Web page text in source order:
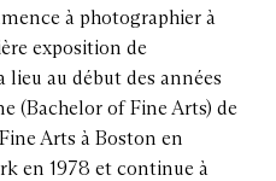
à photographier à
exposition de
au début des années
(Bachelor of Fine Arts) de
Arts à Boston en
en 1978 et continue à